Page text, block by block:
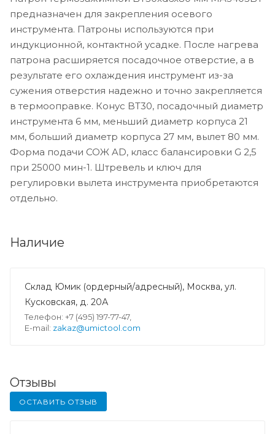
предназначен для закрепления осевого
инструмента. Патроны используются при
индукционной, контактной усадке. После нагрева
патрона расширяется посадочное отверстие, а в
результате его охлаждения инструмент из-за
сужения отверстия надежно и точно закрепляется
в термооправке. Конус BT30, посадочный диаметр
инструмента 6 мм, меньший диаметр корпуса 21
мм, больший диаметр корпуса 27 мм, вылет 80 мм.
Форма подачи СОЖ AD, класс балансировки G 2,5
при 25000 мин-1. Штревель и ключ для
регулировки вылета инструмента приобретаются
отдельно.
Наличие
Склад Юмик (ордерный/адресный), Москва, ул.
Кусковская, д. 20А
Телефон: +7 (495) 197-77-47,
E-mail: zakaz@umictool.com
Отзывы
ОСТАВИТЬ ОТЗЫВ